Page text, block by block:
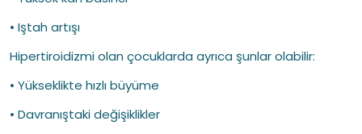
• Iştah artışı
Hipertiroidizmi olan çocuklarda ayrıca şunlar olabilir:
• Yükseklikte hızlı büyüme
• Davranıştaki değişiklikler